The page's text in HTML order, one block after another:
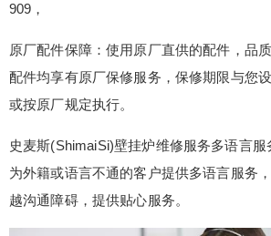
909，
原厂配件保障：使用原厂直供的配件，品
配件均享有原厂保修服务，保修期限与您
或按原厂规定执行。
史麦斯(ShimaiSi)壁挂炉维修服务多语言服
为外籍或语言不通的客户提供多语言服务
越沟通障碍，提供贴心服务。